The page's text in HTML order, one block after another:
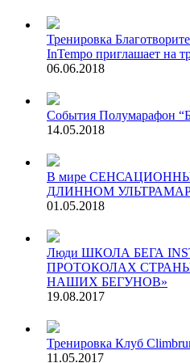
Тренировка
InTempo приглашает на
06.06.2018
События Полумарафон
14.05.2018
В мире
ДЛИННОМ
01.05.2018
Люди ШКОЛА БЕГА
ПРОТОКОЛАХ
НАШИХ БЕГУНОВ»
19.08.2017
Тренировка Клуб
11.05.2017